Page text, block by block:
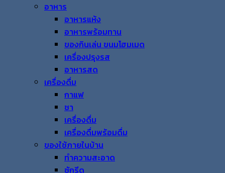
อาหาร
อาหารแห้ง
อาหารพร้อมทาน
ของกินเล่น ขนมโฮมเมด
เครื่องปรุงรส
อาหารสด
เครื่องดื่ม
กาแฟ
ชา
เครื่องดื่ม
เครื่องดื่มพร้อมดื่ม
ของใช้ภายในบ้าน
ทำความสะอาด
ซักรีด